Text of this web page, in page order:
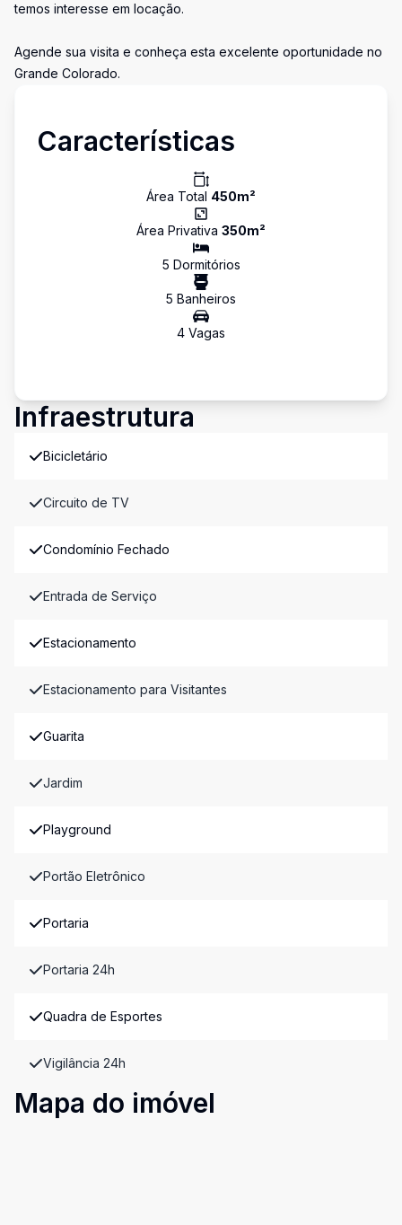
temos interesse em locação.
Agende sua visita e conheça esta excelente oportunidade no
Grande Colorado.
Características
Área Total 450m²
Área Privativa 350m²
5 Dormitórios
5 Banheiros
4 Vagas
Infraestrutura
Bicicletário
Circuito de TV
Condomínio Fechado
Entrada de Serviço
Estacionamento
Estacionamento para Visitantes
Guarita
Jardim
Playground
Portão Eletrônico
Portaria
Portaria 24h
Quadra de Esportes
Vigilância 24h
Mapa do imóvel